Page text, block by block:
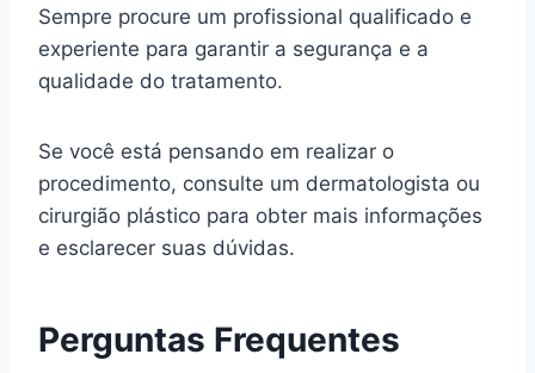
Sempre procure um profissional qualificado e
experiente para garantir a segurança e a
qualidade do tratamento.
Se você está pensando em realizar o
procedimento, consulte um dermatologista ou
cirurgião plástico para obter mais informações
e esclarecer suas dúvidas.
Perguntas Frequentes